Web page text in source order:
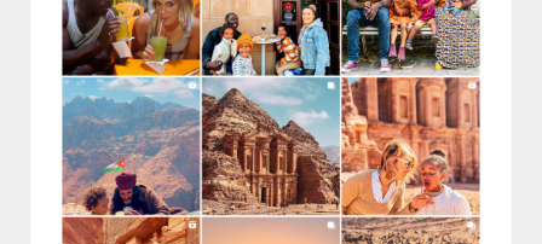
Editions Milan - 12,50€
Sous le même ciel